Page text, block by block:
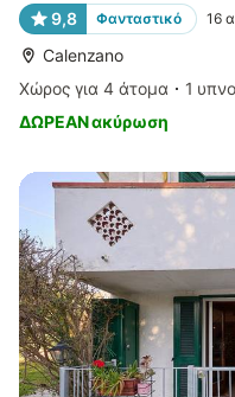
9,8 Φανταστικό 16
Calenzano
Χώρος για 4 άτομα
1
ΔΩΡΕΑΝ ακύρωση